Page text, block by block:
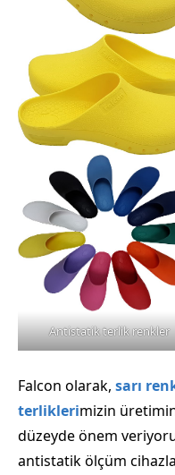
Antistatik terlik renkler
Falcon olarak, sarı
terliklerimizin
düzeyde önem
antistatik ölçüm